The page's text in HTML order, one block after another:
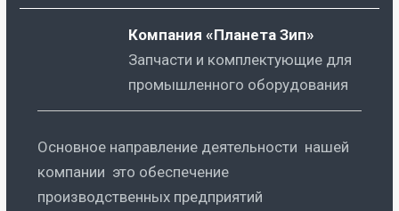
Компания «Планета Зип»
Запчасти и комплектующие для
промышленного оборудования
Основное направление деятельности нашей
компании это обеспечение
производственных предприятий